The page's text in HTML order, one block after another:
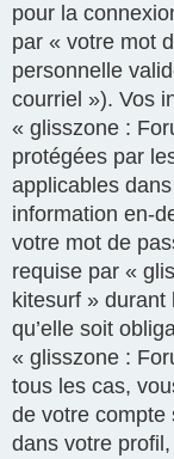
pour la
par « votre mot
personnelle
courriel »). Vos
« glisszone :
protégées par
applicables
information en-
votre mot de
requise par «
kitesurf » durant
qu’elle soit
« glisszone :
tous les cas,
de votre compte
dans votre